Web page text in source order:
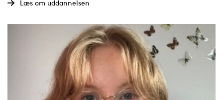
Læs om uddannelsen